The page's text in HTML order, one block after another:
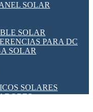
SOLAR
SOLAR
PARA DC
SOLAR
SOLARES